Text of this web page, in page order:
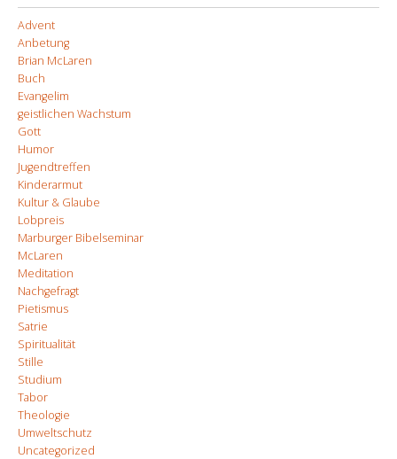
Advent
Anbetung
Brian McLaren
Buch
Evangelim
geistlichen Wachstum
Gott
Humor
Jugendtreffen
Kinderarmut
Kultur & Glaube
Lobpreis
Marburger Bibelseminar
McLaren
Meditation
Nachgefragt
Pietismus
Satrie
Spiritualität
Stille
Studium
Tabor
Theologie
Umweltschutz
Uncategorized